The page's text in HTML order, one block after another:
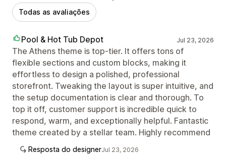
Todas as avaliações
Pool & Hot Tub Depot Jul 23, 2026
The Athens theme is top-tier. It offers tons of
flexible sections and custom blocks, making it
effortless to design a polished, professional
storefront. Tweaking the layout is super intuitive, and
the setup documentation is clear and thorough. To
top it off, customer support is incredible quick to
respond, warm, and exceptionally helpful. Fantastic
theme created by a stellar team. Highly recommend
Resposta do designerJul 23, 2026